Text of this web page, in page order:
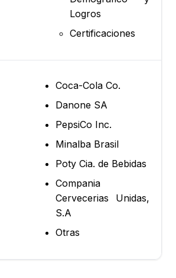
Logros
Certificaciones
Coca-Cola Co.
Danone SA
PepsiCo Inc.
Minalba Brasil
Poty Cia. de Bebidas
Compania
Cervecerias Unidas,
S.A
Otras